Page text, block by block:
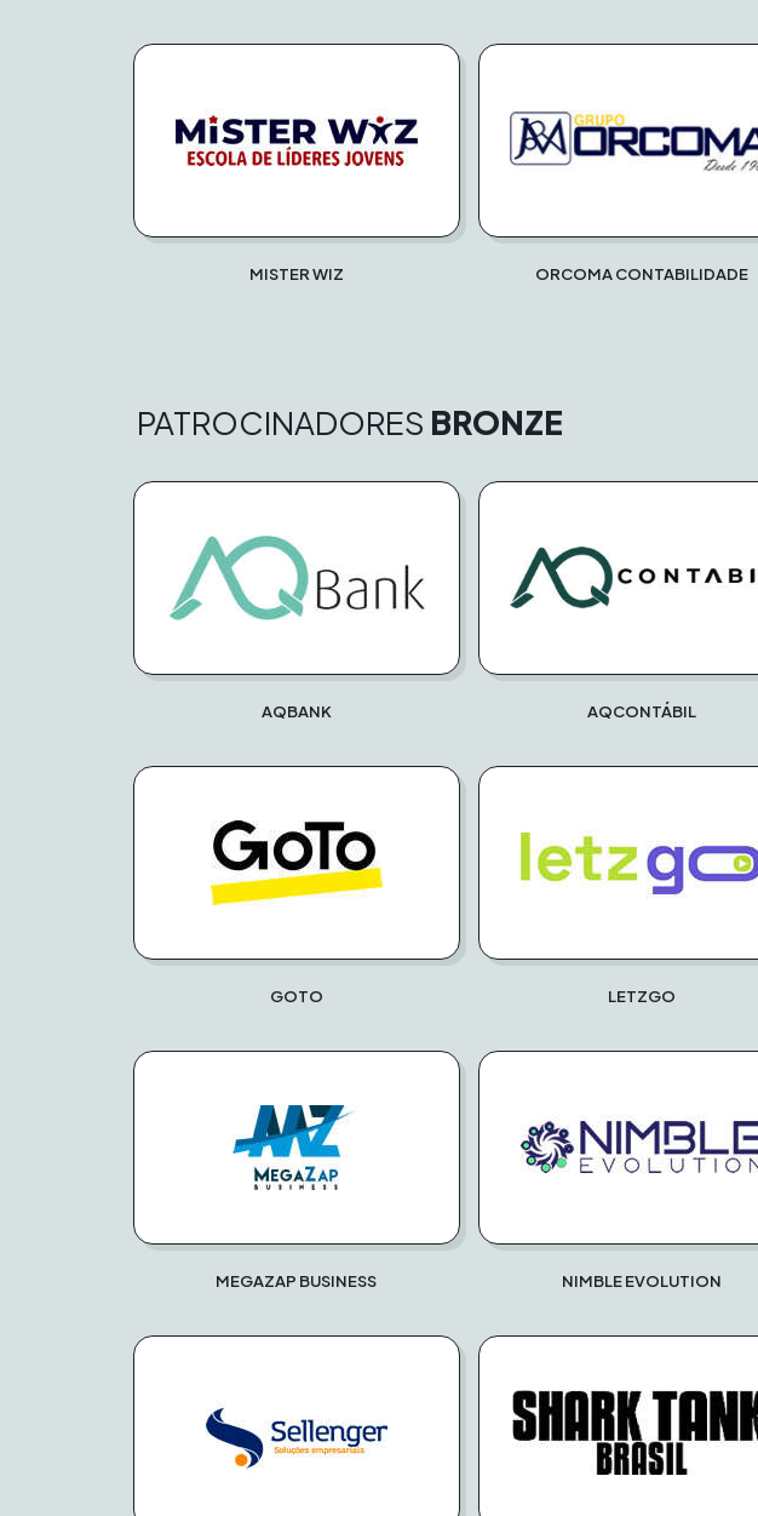
MISTER WIZ ORCOMA CONTABILIDADE
PATROCINADORES BRONZE
AQBANK AQCONTÁBIL
GOTO LETZGO
MEGAZAP BUSINESS NIMBLE EVOLUTION